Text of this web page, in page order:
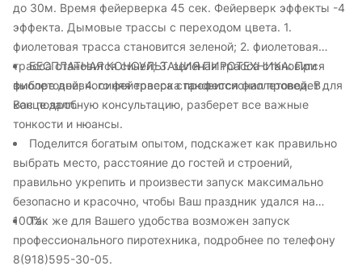
до 30м. Время фейерверка 45 сек. Фейерверк эффекты -4
эффекта. Дымовые трассы с переходом цвета. 1.
фиолетовая трасса становится зеленой; 2. фиолетовая
трасса становится синей; 3. зеленая трасса становится
фиолетовой; 4. синяя трасса становится фиолетовой. В
конце залп.
БЕСПЛАТНАЯ КОНСУЛЬТАЦИЯ ПИРОТЕХНИКА: При
выборе дневного фейерверка профессионал проведет для
Вас подробную консультацию, разберет все важные
тонкости и нюансы.
Поделится богатым опытом, подскажет как правильно
выбрать место, расстояние до гостей и строений,
правильно укрепить и произвести запуск максимально
безопасно и красочно, чтобы Ваш праздник удался на
100%.Так же для Вашего удобства возможен запуск
профессионального пиротехника, подробнее по телефону
8(918)595-30-05.